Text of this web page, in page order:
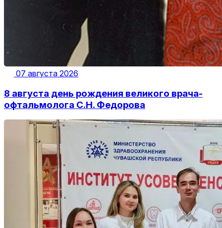
07 августа 2026
8 августа день рождения великого врача-
офтальмолога С.Н. Федорова